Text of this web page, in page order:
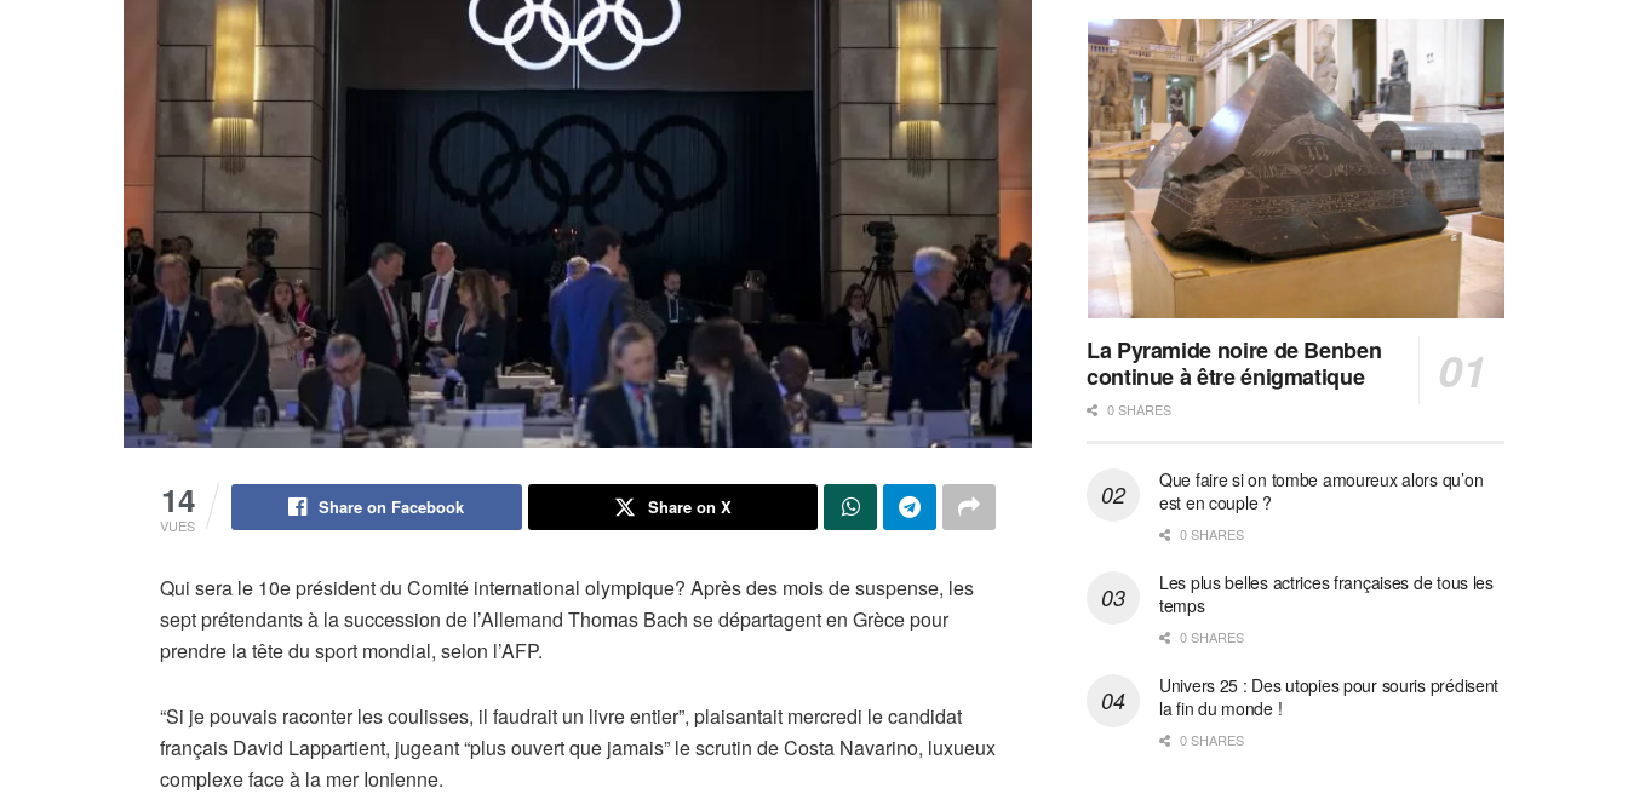
14
VUES
Share on Facebook Share on X
Qui sera le 10e président du Comité international olympique? Après des mois de suspense, les
sept prétendants à la succession de l’Allemand Thomas Bach se départagent en Grèce pour
prendre la tête du sport mondial, selon l’AFP.
“Si je pouvais raconter les coulisses, il faudrait un livre entier”, plaisantait mercredi le candidat
français David Lappartient, jugeant “plus ouvert que jamais” le scrutin de Costa Navarino, luxueux
complexe face à la mer Ionienne.
La Pyramide noire de Benben
continue à être énigmatique
0 SHARES
Que faire si on tombe amoureux alors qu’on
est en couple ?
0 SHARES
Les plus belles actrices françaises de tous les
temps
0 SHARES
Univers 25 : Des utopies pour souris prédisent
la fin du monde !
0 SHARES